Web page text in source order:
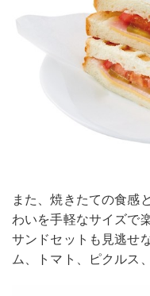
また、焼きたての食感
わいを手軽なサイズで
サンドセットも見逃せ
ム、トマト、ピクルス